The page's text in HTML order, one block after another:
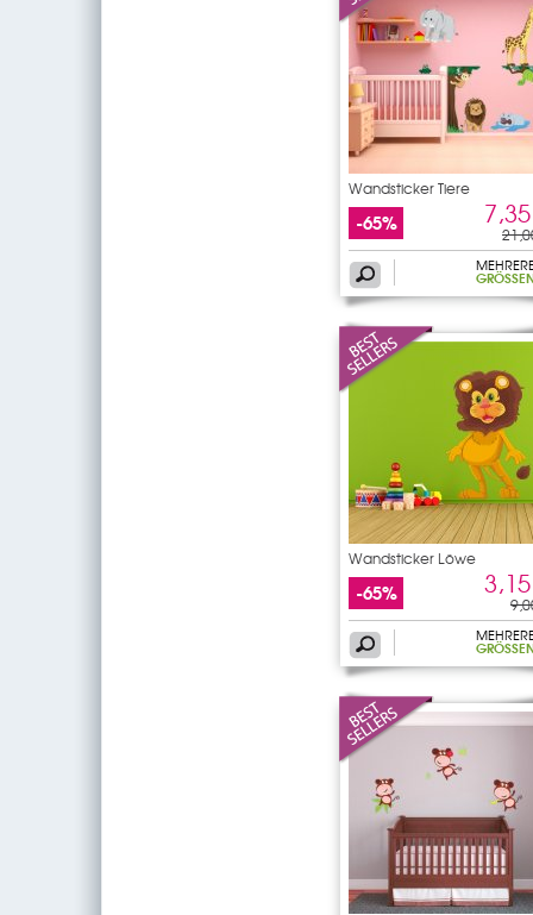
Wandsticker Tiere
-65%
GRÖSSEN
Wandsticker Löwe
-65%
GRÖSSEN